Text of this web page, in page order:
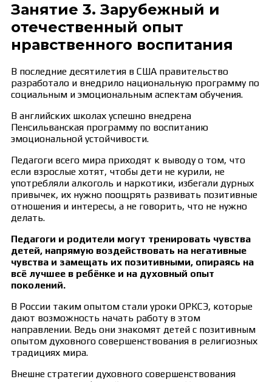
Занятие 3. Зарубежный и
отечественный опыт
нравственного воспитания
В последние десятилетия в США правительство
разработало и внедрило национальную программу по
социальным и эмоциональным аспектам обучения.
В английских школах успешно внедрена
Пенсильванская программу по воспитанию
эмоциональной устойчивости.
Педагоги всего мира приходят к выводу о том, что
если взрослые хотят, чтобы дети не курили, не
употребляли алкоголь и наркотики, избегали дурных
привычек, их нужно поощрять развивать позитивные
отношения и интересы, а не говорить, что не нужно
делать.
Педагоги и родители могут тренировать чувства
детей, напрямую воздействовать на негативные
чувства и замещать их позитивными, опираясь на
всё лучшее в ребёнке и на духовный опыт
поколений.
В России таким опытом стали уроки ОРКСЭ, которые
дают возможность начать работу в этом
направлении. Ведь они знакомят детей с позитивным
опытом духовного совершенствования в религиозных
традициях мира.
Внешне стратегии духовного совершенствования